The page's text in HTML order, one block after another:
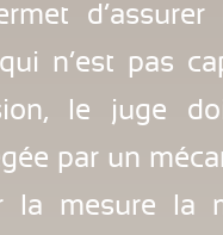
d’assurer
n’est pas
le juge
par un
la mesure la